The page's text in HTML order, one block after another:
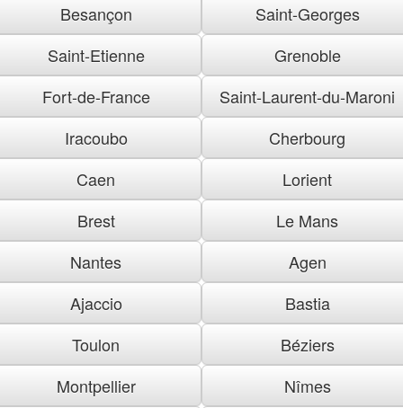
Besançon
Saint-Georges
Saint-Etienne
Grenoble
Fort-de-France
Saint-Laurent-du-Maroni
Iracoubo
Cherbourg
Caen
Lorient
Brest
Le Mans
Nantes
Agen
Ajaccio
Bastia
Toulon
Béziers
Montpellier
Nîmes